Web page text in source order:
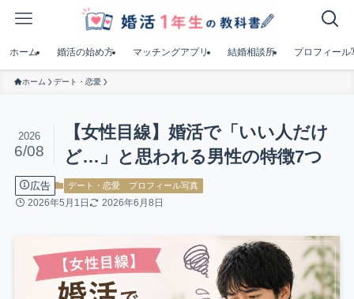
ホーム 婚活の始め方 マッチングアプリ 結婚相談所 プロフィール
ホーム デート・恋愛
【女性目線】婚活で「いい人だけ
ど…」と思われる男性の特徴7つ
2026
6/08
広告 デート・恋愛 プロフィール写真
2026年5月1日 2026年6月8日